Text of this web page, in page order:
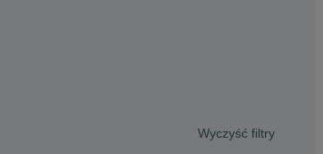
Wyczyść filtry